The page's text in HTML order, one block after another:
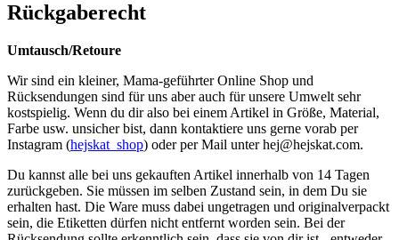
Rückgaberecht
Umtausch/Retoure
Wir sind ein kleiner, Mama-geführter Online Shop und
Rücksendungen sind für uns aber auch für unsere Umwelt sehr
kostspielig. Wenn du dir also bei einem Artikel in Größe, Material,
Farbe usw. unsicher bist, dann kontaktiere uns gerne vorab per
Instagram (hejskat_shop) oder per Mail unterhej@hejskat.com.
Du kannst alle bei uns gekauften Artikel innerhalb von 14 Tagen
zurückgeben. Sie müssen im selben Zustand sein, in dem Du sie
erhalten hast. Die Ware muss dabei ungetragen und originalverpackt
sein, die Etiketten dürfen nicht entfernt worden sein. Bei der